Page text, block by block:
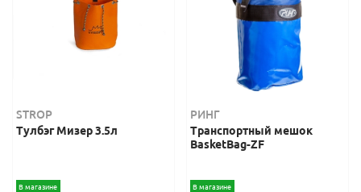
STROP
Тулбэг Мизер 3.5л
В магазине
РИНГ
Транспортный мешок
BasketBag-ZF
В магазине